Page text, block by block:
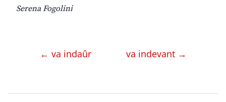
Serena Fogolini
← va indaûr va indevant →